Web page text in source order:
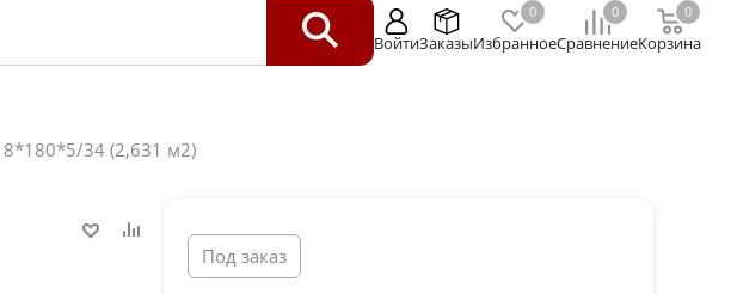
ВойтиЗаказы
0
Избранное
0
Сравнение
0
Корзина
34 (2,631 м2)
Под заказ